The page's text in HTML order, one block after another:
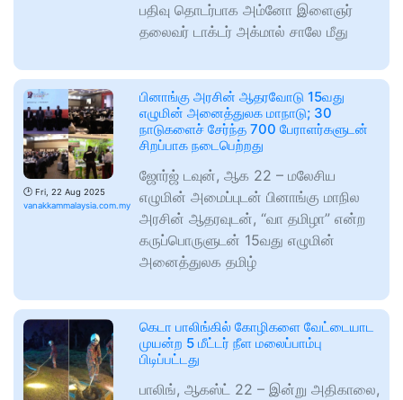
பதிவு தொடர்பாக அம்னோ இளைஞர்
தலைவர் டாக்டர் அக்மால் சாலே மீது
🕑 Fri, 22 Aug 2025
vanakkammalaysia.com.my
பினாங்கு அரசின் ஆதரவோடு 15வது
எழுமின் அனைத்துலக மாநாடு; 30
நாடுகளைச் சேர்ந்த 700 பேராளர்களுடன்
சிறப்பாக நடைபெற்றது
ஜோர்ஜ் டவுன், ஆக 22 – மலேசிய
எழுமின் அமைப்புடன் பினாங்கு மாநில
அரசின் ஆதரவுடன், “வா தமிழா” என்ற
கருப்பொருளுடன் 15வது எழுமின்
அனைத்துலக தமிழ்
கெடா பாலிங்கில் கோழிகளை வேட்டையாட
முயன்ற 5 மீட்டர் நீள மலைப்பாம்பு
பிடிப்பட்டது
பாலிங், ஆகஸ்ட் 22 – இன்று அதிகாலை,